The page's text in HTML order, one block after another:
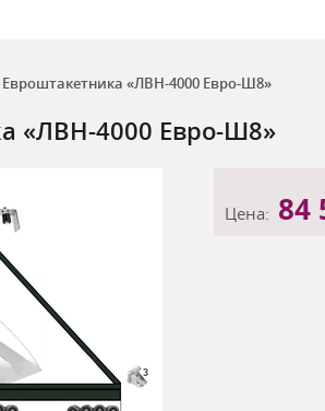
«ЛВН-4000 Евро-Ш8»
«ЛВН-4000 Евро-Ш8»
Цена: 84